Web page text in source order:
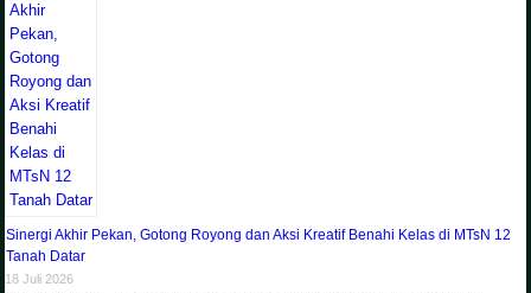
Sinergi Akhir Pekan, Gotong Royong dan Aksi Kreatif Benahi Kelas di MTsN 12
Tanah Datar
18 Juli 2026